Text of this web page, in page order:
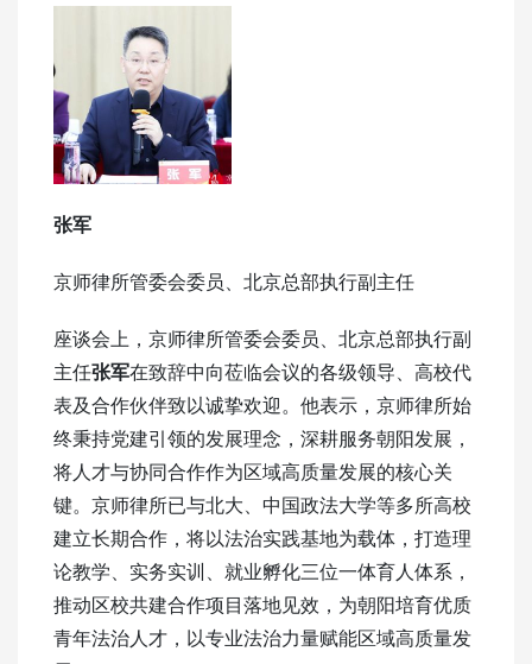
张军
京师律所管委会委员、北京总部执行副主任
座谈会上，京师律所管委会委员、北京总部执行副
主任张军在致辞中向莅临会议的各级领导、高校代
表及合作伙伴致以诚挚欢迎。他表示，京师律所始
终秉持党建引领的发展理念，深耕服务朝阳发展，
将人才与协同合作作为区域高质量发展的核心关
键。京师律所已与北大、中国政法大学等多所高校
建立长期合作，将以法治实践基地为载体，打造理
论教学、实务实训、就业孵化三位一体育人体系，
推动区校共建合作项目落地见效，为朝阳培育优质
青年法治人才，以专业法治力量赋能区域高质量发